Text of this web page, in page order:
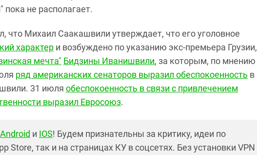
пока не располагает.
что Михаил Саакашвили утверждает, что его уголовное
характер и возбуждено по указанию экс-премьера Грузии,
мечта" Бидзины Иванишвили, за которым, по мнению
ряд американских сенаторов выразил обеспокоенность в
31 июля обеспокоенность в связи с привлечением
выразил Евросоюз.
Android и IOS! Будем признательны за критику, идеи по
Store, так и на страницах КУ в соцсетях. Без установки VPN